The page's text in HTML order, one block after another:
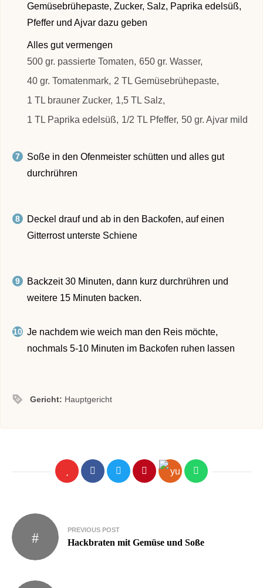
Gemüsebrühepaste, Zucker, Salz, Paprika edelsüß,
Pfeffer und Ajvar dazu geben
Alles gut vermengen
500 gr. passierte Tomaten, 650 gr. Wasser,
40 gr. Tomatenmark, 2 TL Gemüsebrühepaste,
1 TL brauner Zucker, 1,5 TL Salz,
1 TL Paprika edelsüß, 1/2 TL Pfeffer, 50 gr. Ajvar mild
Soße in den Ofenmeister schütten und alles gut
durchrühren
Deckel drauf und ab in den Backofen, auf einen
Gitterrost unterste Schiene
Backzeit 30 Minuten, dann kurz durchrühren und
weitere 15 Minuten backen.
Je nachdem wie weich man den Reis möchte,
nochmals 5-10 Minuten im Backofen ruhen lassen
Gericht: Hauptgericht
PREVIOUS POST
Hackbraten mit Gemüse und Soße